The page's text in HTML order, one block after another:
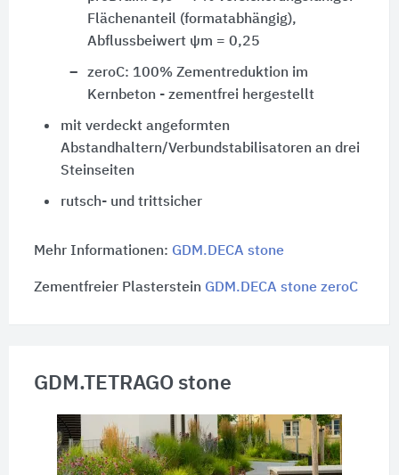
Flächenanteil (formatabhängig),
Abflussbeiwert ψm = 0,25
zeroC: 100% Zementreduktion im
Kernbeton - zementfrei hergestellt
mit verdeckt angeformten
Abstandhaltern/Verbundstabilisatoren an drei
Steinseiten
rutsch- und trittsicher
Mehr Informationen: GDM.DECA stone
Zementfreier Plasterstein GDM.DECA stone zeroC
GDM.TETRAGO stone